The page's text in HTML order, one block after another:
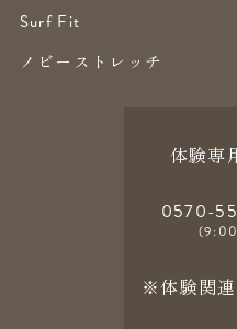
Surf Fit
ノビーストレッチ
体験専
0570-
※体験関